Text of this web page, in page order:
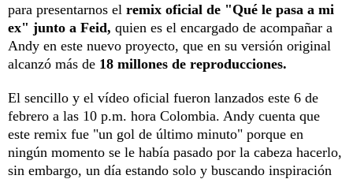
para presentarnos el remix oficial de "Qué le pasa a mi
ex" junto a Feid, quien es el encargado de acompañar a
Andy en este nuevo proyecto, que en su versión original
alcanzó más de 18 millones de reproducciones.
El sencillo y el vídeo oficial fueron lanzados este 6 de
febrero a las 10 p.m. hora Colombia. Andy cuenta que
este remix fue "un gol de último minuto" porque en
ningún momento se le había pasado por la cabeza hacerlo,
sin embargo, un día estando solo y buscando inspiración